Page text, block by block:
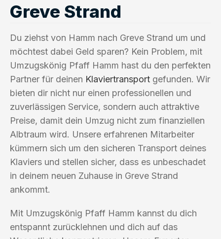
Greve Strand
Du ziehst von Hamm nach Greve Strand um und
möchtest dabei Geld sparen? Kein Problem, mit
Umzugskönig Pfaff Hamm hast du den perfekten
Partner für deinen Klaviertransport gefunden. Wir
bieten dir nicht nur einen professionellen und
zuverlässigen Service, sondern auch attraktive
Preise, damit dein Umzug nicht zum finanziellen
Albtraum wird. Unsere erfahrenen Mitarbeiter
kümmern sich um den sicheren Transport deines
Klaviers und stellen sicher, dass es unbeschadet
in deinem neuen Zuhause in Greve Strand
ankommt.
Mit Umzugskönig Pfaff Hamm kannst du dich
entspannt zurücklehnen und dich auf das